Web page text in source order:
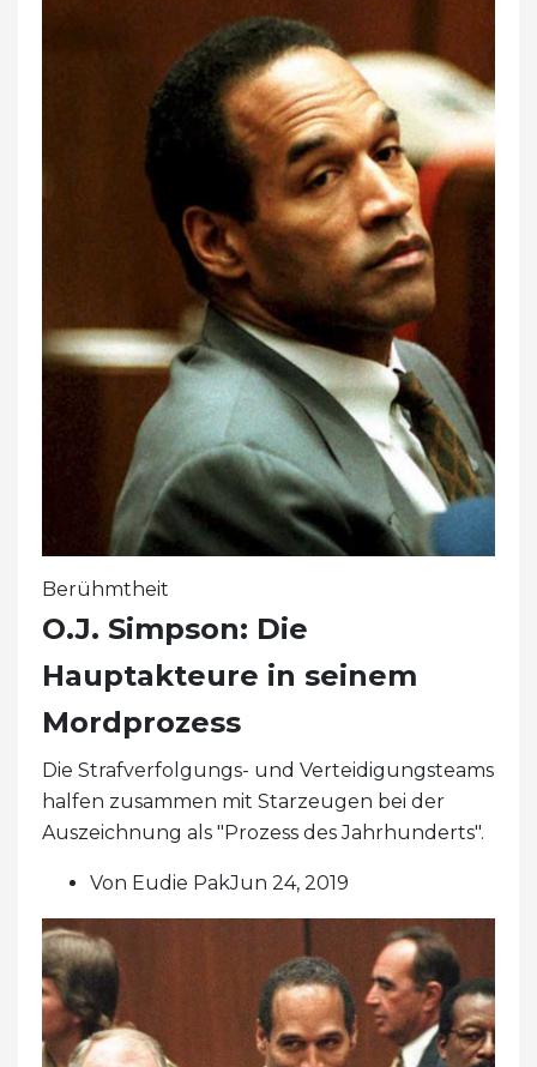
Berühmtheit
O.J. Simpson: Die
Hauptakteure in seinem
Mordprozess
Die Strafverfolgungs- und Verteidigungsteams
halfen zusammen mit Starzeugen bei der
Auszeichnung als "Prozess des Jahrhunderts".
Von Eudie PakJun 24, 2019